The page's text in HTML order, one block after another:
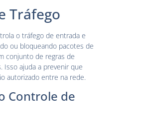
Tráfego
o tráfego de entrada e
ou bloqueando pacotes de
conjunto de regras de
Isso ajuda a prevenir que
autorizado entre na rede.
Controle de